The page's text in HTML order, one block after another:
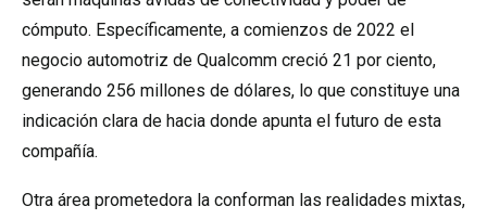
cómputo. Específicamente, a comienzos de 2022 el
negocio automotriz de Qualcomm creció 21 por ciento,
generando 256 millones de dólares, lo que constituye una
indicación clara de hacia donde apunta el futuro de esta
compañía.
Otra área prometedora la conforman las realidades mixtas,